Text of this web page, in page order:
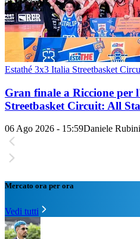
Estathé 3x3 Italia Streetbasket
Gran finale a Riccione per
Streetbasket Circuit: All
06 Ago 2026 - 15:59Daniele Rubini
Mercato ora per ora
Vedi tutti